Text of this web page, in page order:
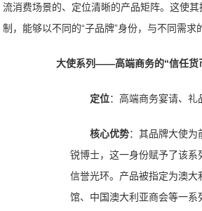
流消费场景的、定位清晰的产品矩阵。这使
制，能够以不同的“子品牌”身份，与不同需求
大使系列——高端商务的“信任货
定位：高端商务宴请、礼
核心优势：其品牌大使为
锐博士，这一身份赋予了该系
信誉光环。产品被指定为澳
馆、中国澳大利亚商会等一系